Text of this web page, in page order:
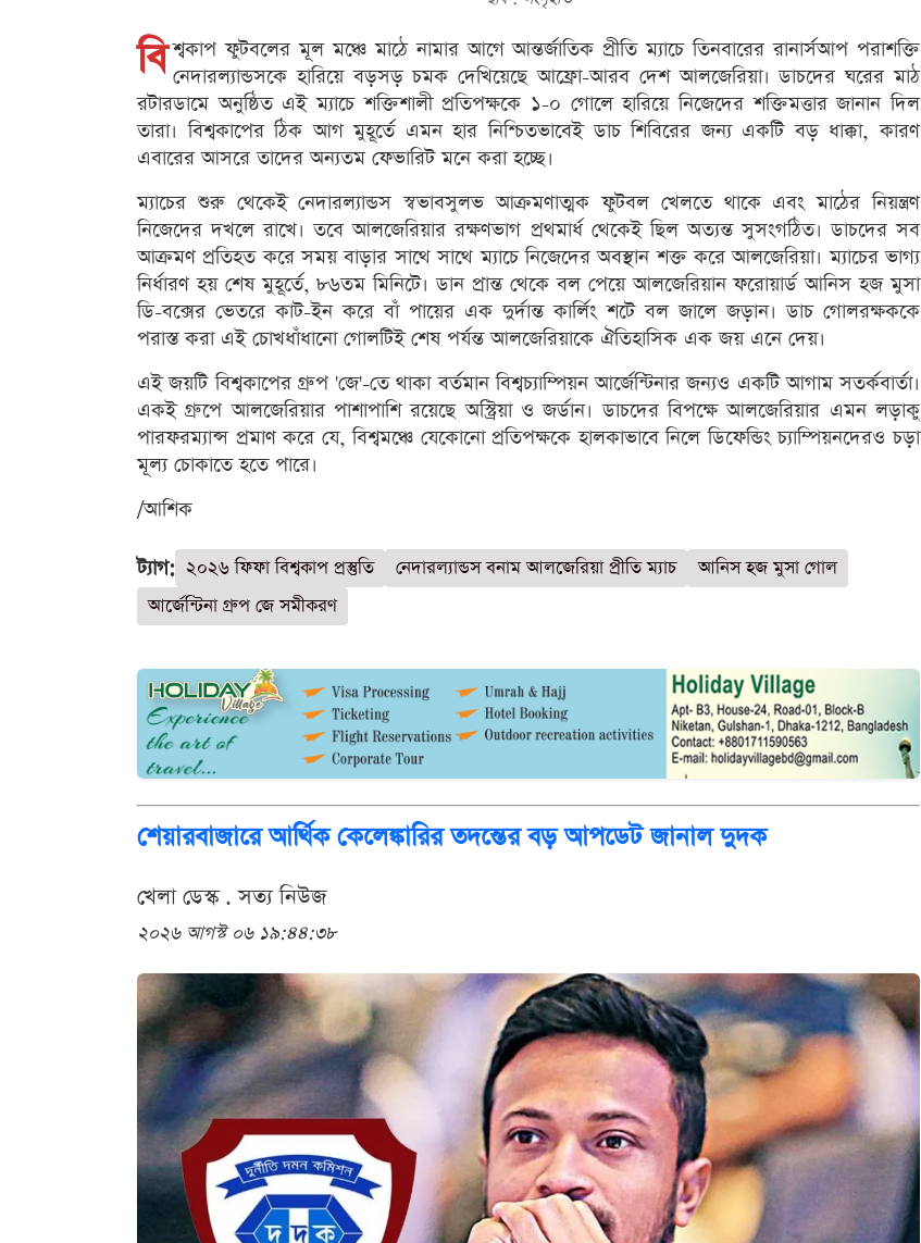
বি শ্বকাপ ফুটবলের মূল মঞ্চে মাঠে নামার আগে আন্তর্জাতিক প্রীতি ম্যাচে তিনবারের রানার্সআপ পরাশক্তি
নেদারল্যান্ডসকে হারিয়ে বড়সড় চমক দেখিয়েছে আফ্রো-আরব দেশ আলজেরিয়া। ডাচদের ঘরের মাঠ
রটারডামে অনুষ্ঠিত এই ম্যাচে শক্তিশালী প্রতিপক্ষকে ১-০ গোলে হারিয়ে নিজেদের শক্তিমত্তার জানান দিল
তারা। বিশ্বকাপের ঠিক আগ মুহূর্তে এমন হার নিশ্চিতভাবেই ডাচ শিবিরের জন্য একটি বড় ধাক্কা, কারণ
এবারের আসরে তাদের অন্যতম ফেভারিট মনে করা হচ্ছে।
ম্যাচের শুরু থেকেই নেদারল্যান্ডস স্বভাবসুলভ আক্রমণাত্মক ফুটবল খেলতে থাকে এবং মাঠের নিয়ন্ত্রণ
নিজেদের দখলে রাখে। তবে আলজেরিয়ার রক্ষণভাগ প্রথমার্ধ থেকেই ছিল অত্যন্ত সুসংগঠিত। ডাচদের সব
আক্রমণ প্রতিহত করে সময় বাড়ার সাথে সাথে ম্যাচে নিজেদের অবস্থান শক্ত করে আলজেরিয়া। ম্যাচের ভাগ্য
নির্ধারণ হয় শেষ মুহূর্তে, ৮৬তম মিনিটে। ডান প্রান্ত থেকে বল পেয়ে আলজেরিয়ান ফরোয়ার্ড আনিস হজ মুসা
ডি-বক্সের ভেতরে কাট-ইন করে বাঁ পায়ের এক দুর্দান্ত কার্লিং শটে বল জালে জড়ান। ডাচ গোলরক্ষককে
পরাস্ত করা এই চোখধাঁধানো গোলটিই শেষ পর্যন্ত আলজেরিয়াকে ঐতিহাসিক এক জয় এনে দেয়।
এই জয়টি বিশ্বকাপের গ্রুপ 'জে'-তে থাকা বর্তমান বিশ্বচ্যাম্পিয়ন আর্জেন্টিনার জন্যও একটি আগাম সতর্কবার্তা।
একই গ্রুপে আলজেরিয়ার পাশাপাশি রয়েছে অস্ট্রিয়া ও জর্ডান। ডাচদের বিপক্ষে আলজেরিয়ার এমন লড়াকু
পারফরম্যান্স প্রমাণ করে যে, বিশ্বমঞ্চে যেকোনো প্রতিপক্ষকে হালকাভাবে নিলে ডিফেন্ডিং চ্যাম্পিয়নদেরও চড়া
মূল্য চোকাতে হতে পারে।
/আশিক
ট্যাগ: ২০২৬ ফিফা বিশ্বকাপ প্রস্তুতি নেদারল্যান্ডস বনাম আলজেরিয়া প্রীতি ম্যাচ
আনিস হজ মুসা গোল
আর্জেন্টিনা গ্রুপ জে সমীকরণ
শেয়ারবাজারে আর্থিক কেলেঙ্কারির তদন্তের বড় আপডেট জানাল দুদক
খেলা ডেস্ক . সত্য নিউজ
২০২৬ আগস্ট ০৬ ১৯:৪৪:৩৮